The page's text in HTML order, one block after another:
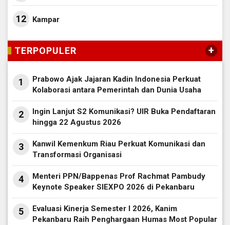
12 Kampar
TERPOPULER +
1
Prabowo Ajak Jajaran Kadin Indonesia Perkuat
Kolaborasi antara Pemerintah dan Dunia Usaha
2
Ingin Lanjut S2 Komunikasi? UIR Buka Pendaftaran
hingga 22 Agustus 2026
3
Kanwil Kemenkum Riau Perkuat Komunikasi dan
Transformasi Organisasi
4
Menteri PPN/Bappenas Prof Rachmat Pambudy
Keynote Speaker SIEXPO 2026 di Pekanbaru
5
Evaluasi Kinerja Semester I 2026, Kanim
Pekanbaru Raih Penghargaan Humas Most Popular